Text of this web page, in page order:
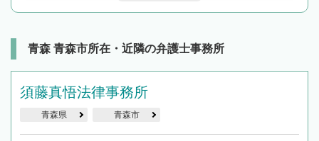
んで検索してみましょう。
を加えて再検索
青森 青森市所在・近隣の弁護士事務所
須藤真悟法律事務所
青森県 青森市